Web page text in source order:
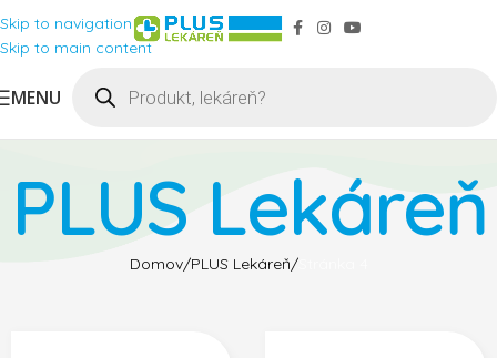
Skip to navigation
Skip to main content
MENU
PLUS Lekáreň
Domov PLUS Lekáreň Stránka 4